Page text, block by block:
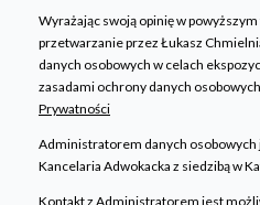
Wyrażając swoją opinię w
przetwarzanie przez Łukasz
danych osobowych w celach
zasadami ochrony danych
Prywatności
Administratorem danych osobowych
Kancelaria Adwokacka z siedzibą w
Kontakt z Administratorem jest